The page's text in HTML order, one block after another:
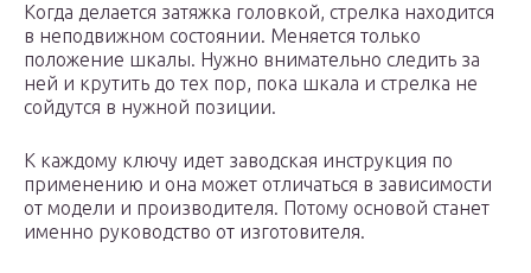
Когда делается затяжка головкой, стрелка находится
в неподвижном состоянии. Меняется только
положение шкалы. Нужно внимательно следить за
ней и крутить до тех пор, пока шкала и стрелка не
сойдутся в нужной позиции.
К каждому ключу идет заводская инструкция по
применению и она может отличаться в зависимости
от модели и производителя. Потому основой станет
именно руководство от изготовителя.